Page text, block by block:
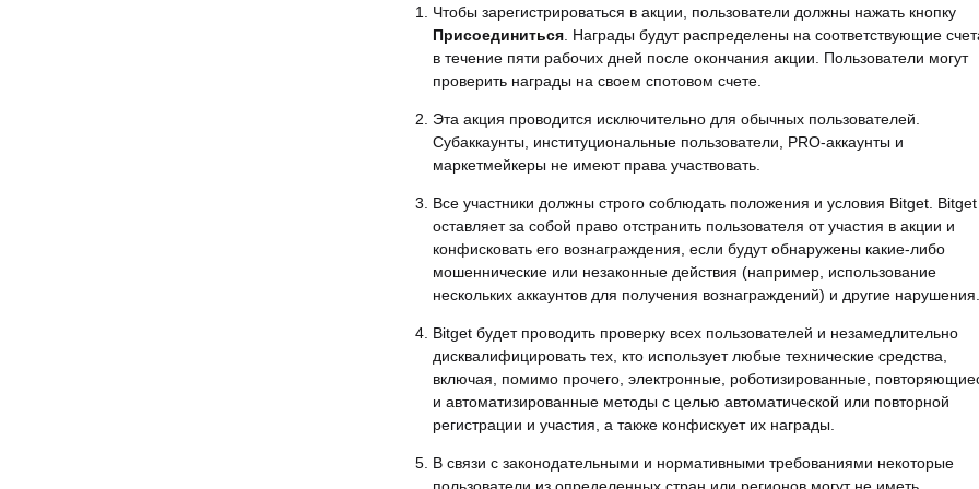
Чтобы зарегистрироваться в акции, пользователи должны нажать кнопку
Присоединиться . Награды будут распределены на соответствующие
в течение пяти рабочих дней после окончания акции. Пользователи могут
проверить награды на своем спотовом счете.
Эта акция проводится исключительно для обычных пользователей.
Субаккаунты, институциональные пользователи, PRO-аккаунты и
маркетмейкеры не имеют права участвовать.
Все участники должны строго соблюдать положения и условия Bitget. Bitget
оставляет за собой право отстранить пользователя от участия в акции и
конфисковать его вознаграждения, если будут обнаружены какие-либо
мошеннические или незаконные действия (например, использование
нескольких аккаунтов для получения вознаграждений) и другие нарушения.
Bitget будет проводить проверку всех пользователей и незамедлительно
дисквалифицировать тех, кто использует любые технические средства,
включая, помимо прочего, электронные, роботизированные,
и автоматизированные методы с целью автоматической или повторной
регистрации и участия, а также конфискует их награды.
В связи с законодательными и нормативными требованиями некоторые